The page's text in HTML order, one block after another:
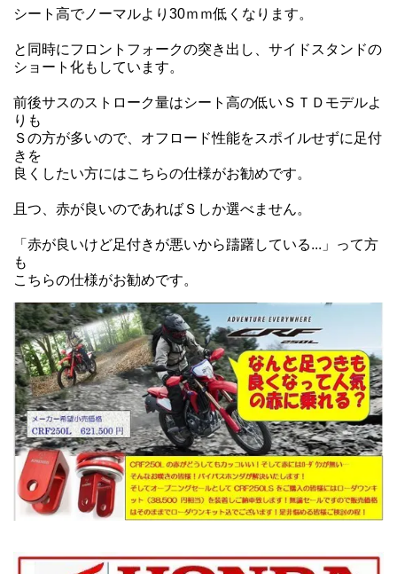
シート高でノーマルより30ｍｍ低くなります。
と同時にフロントフォークの突き出し、サイドスタンドの
ショート化もしています。
前後サスのストローク量はシート高の低いＳＴＤモデルよ
りも
Ｓの方が多いので、オフロード性能をスポイルせずに足付
きを
良くしたい方にはこちらの仕様がお勧めです。
且つ、赤が良いのであればＳしか選べません。
「赤が良いけど足付きが悪いから躊躇している...」って方
も
こちらの仕様がお勧めです。